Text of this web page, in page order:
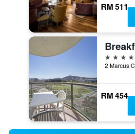
RM 511
4 bintang
RM 454